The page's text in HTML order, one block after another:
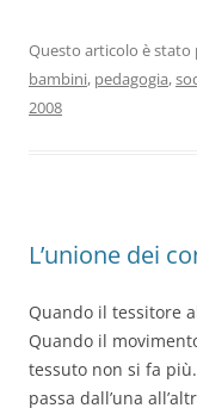
Questo articolo è stato
bambini, pedagogia,
2008
L’unione dei
Quando il tessitore
Quando il
tessuto non si fa
passa dall’una